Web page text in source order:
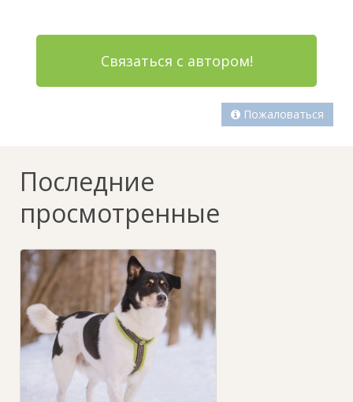
Связаться с автором!
Пожаловаться
Последние
просмотренные